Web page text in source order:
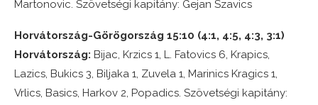
Martonovic. Szövetségi kapitány: Gejan Szavics
Horvátország-Görögország 15:10 (4:1, 4:5, 4:3, 3:1)
Horvátország: Bijac, Krzics 1, L. Fatovics 6, Krapics,
Lazics, Bukics 3, Biljaka 1, Zuvela 1, Marinics Kragics 1,
Vrlics, Basics, Harkov 2, Popadics. Szövetségi kapitány: